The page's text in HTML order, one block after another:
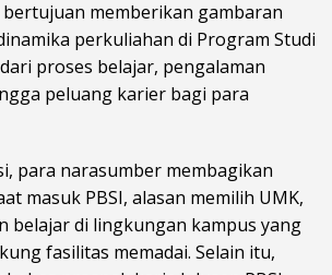
memberikan gambaran
perkuliahan di Program Studi
proses belajar, pengalaman
peluang karier bagi para
para narasumber membagikan
masuk PBSI, alasan memilih UMK,
belajar di lingkungan kampus yang
fasilitas memadai. Selain itu,